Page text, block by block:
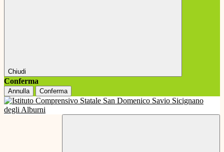
Chiudi
Conferma
Annulla Conferma